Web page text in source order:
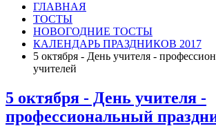
ГЛАВНАЯ
ТОСТЫ
НОВОГОДНИЕ ТОСТЫ
КАЛЕНДАРЬ ПРАЗДНИКОВ 2017
5 октября - День учителя -
учителей
5 октября - День учителя -
профессиональный